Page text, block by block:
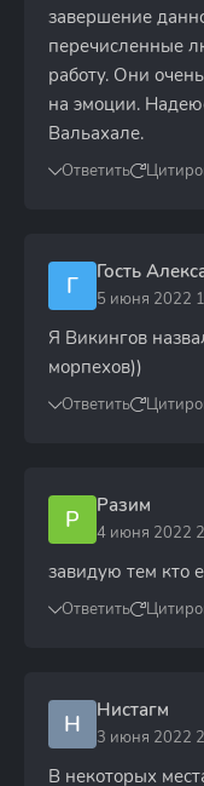
завершение
перечисленные
работу. Они
на эмоции.
Вальахале.
Ответить
Г Гость
5 июня 2022
Я Викингов
морпехов))
Ответить
Р Разим
4 июня 2022
завидую тем кто
Ответить
Н Нистагм
3 июня 2022
В некоторых